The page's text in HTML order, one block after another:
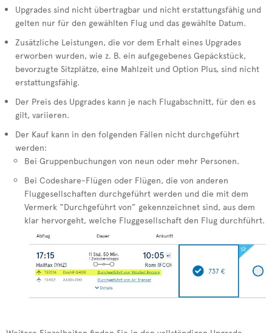
Upgrades sind nicht übertragbar und nicht erstattungsfähig und
gelten nur für den gewählten Flug und das gewählte Datum.
Zusätzliche Leistungen, die vor dem Erhalt eines Upgrades
erworben wurden, wie z. B. ein aufgegebenes Gepäckstück,
bevorzugte Sitzplätze, eine Mahlzeit und Option Plus, sind nicht
erstattungsfähig.
Der Preis des Upgrades kann je nach Flugabschnitt, für den es
gilt, variieren.
Der Kauf kann in den folgenden Fällen nicht durchgeführt
werden:
Bei Gruppenbuchungen von neun oder mehr Personen.
Bei Codeshare-Flügen oder Flügen, die von anderen
Fluggesellschaften durchgeführt werden und die mit dem
Vermerk “Durchgeführt von” gekennzeichnet sind, aus dem
klar hervorgeht, welche Fluggesellschaft den Flug durchführt.